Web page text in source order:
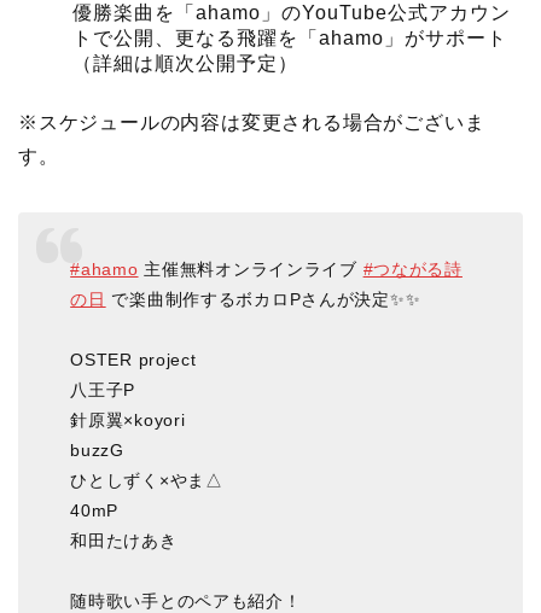
優勝楽曲を「ahamo」のYouTube公式アカウン
トで公開、更なる飛躍を「ahamo」がサポート
（詳細は順次公開予定）
※スケジュールの内容は変更される場合がございま
す。
#ahamo 主催無料オンラインライブ #つながる詩
の日 で楽曲制作するボカロPさんが決定✨✨​
OSTER project​
八王子P​
針原翼×koyori​
buzzG​
ひとしずく×やま△​
40mP​
和田たけあき​
随時歌い手とのペアも紹介！